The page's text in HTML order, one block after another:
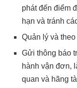
phát đến điểm
hạn và tránh
Quản lý và
Gửi thông báo
hành vận đơn,
quan và hãng